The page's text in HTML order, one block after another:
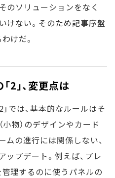
のソリューションをなく
けない。そのため記事序盤
けだ。
2」、変更点は
では、基本的なルールはそ
物）のデザインやカード
ムの進行には関係しない、
ップデート。例えば、プレ
理するのに使うパネルの